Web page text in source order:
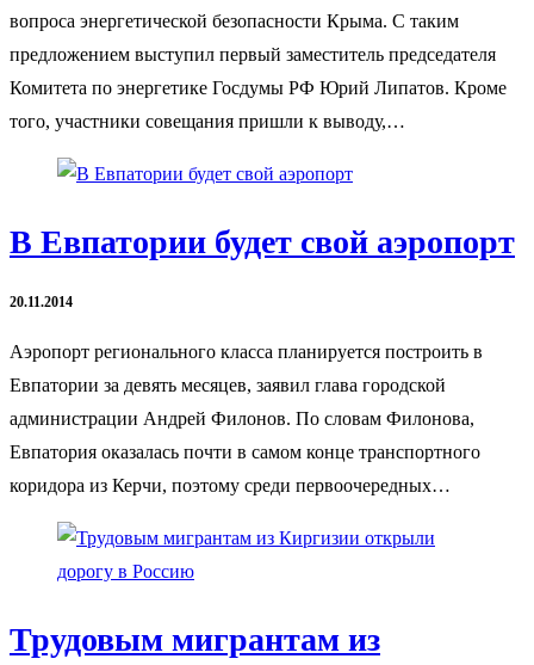
вопроса энергетической безопасности Крыма. С таким
предложением выступил первый заместитель председателя
Комитета по энергетике Госдумы РФ Юрий Липатов. Кроме
того, участники совещания пришли к выводу,…
В Евпатории будет свой аэропорт
20.11.2014
Аэропорт регионального класса планируется построить в
Евпатории за девять месяцев, заявил глава городской
администрации Андрей Филонов. По словам Филонова,
Евпатория оказалась почти в самом конце транспортного
коридора из Керчи, поэтому среди первоочередных…
Трудовым мигрантам из